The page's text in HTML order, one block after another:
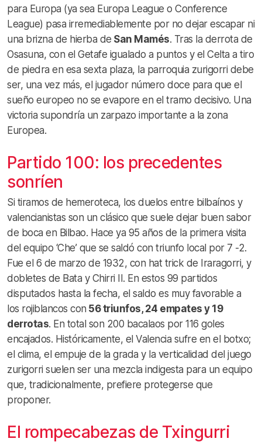
para Europa (ya sea Europa League o Conference
League) pasa irremediablemente por no dejar escapar ni
una brizna de hierba de San Mamés. Tras la derrota de
Osasuna, con el Getafe igualado a puntos y el Celta a tiro
de piedra en esa sexta plaza, la parroquia zurigorri debe
ser, una vez más, el jugador número doce para que el
sueño europeo no se evapore en el tramo decisivo. Una
victoria supondría un zarpazo importante a la zona
Europea.
Partido 100: los precedentes
sonríen
Si tiramos de hemeroteca, los duelos entre bilbaínos y
valencianistas son un clásico que suele dejar buen sabor
de boca en Bilbao. Hace ya 95 años de la primera visita
del equipo ‘Che’ que se saldó con triunfo local por 7 -2.
Fue el 6 de marzo de 1932, con hat trick de Iraragorri, y
dobletes de Bata y Chirri II. En estos 99 partidos
disputados hasta la fecha, el saldo es muy favorable a
los rojiblancos con 56 triunfos, 24 empates y 19
derrotas. En total son 200 bacalaos por 116 goles
encajados. Históricamente, el Valencia sufre en el botxo;
el clima, el empuje de la grada y la verticalidad del juego
zurigorri suelen ser una mezcla indigesta para un equipo
que, tradicionalmente, prefiere protegerse que
proponer.
El rompecabezas de Txingurri